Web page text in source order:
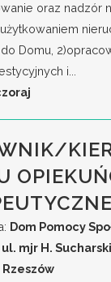
oraz nadzór
Domu,
i...
Dom Pomocy
mjr H.
Rzeszów